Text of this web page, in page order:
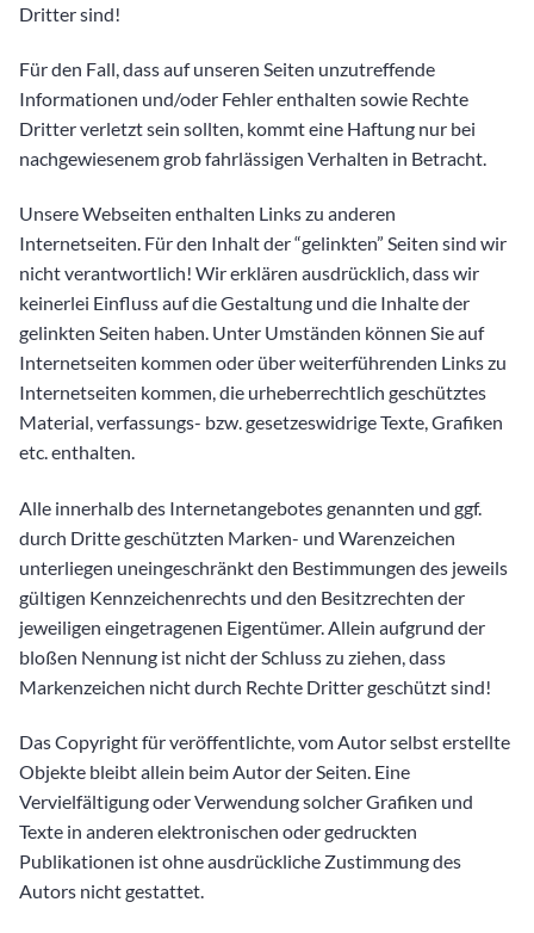
Dritter sind!
Für den Fall, dass auf unseren Seiten unzutreffende
Informationen und/oder Fehler enthalten sowie Rechte
Dritter verletzt sein sollten, kommt eine Haftung nur bei
nachgewiesenem grob fahrlässigen Verhalten in Betracht.
Unsere Webseiten enthalten Links zu anderen
Internetseiten. Für den Inhalt der “gelinkten” Seiten sind wir
nicht verantwortlich! Wir erklären ausdrücklich, dass wir
keinerlei Einfluss auf die Gestaltung und die Inhalte der
gelinkten Seiten haben. Unter Umständen können Sie auf
Internetseiten kommen oder über weiterführenden Links zu
Internetseiten kommen, die urheberrechtlich geschütztes
Material, verfassungs- bzw. gesetzeswidrige Texte, Grafiken
etc. enthalten.
Alle innerhalb des Internetangebotes genannten und ggf.
durch Dritte geschützten Marken- und Warenzeichen
unterliegen uneingeschränkt den Bestimmungen des jeweils
gültigen Kennzeichenrechts und den Besitzrechten der
jeweiligen eingetragenen Eigentümer. Allein aufgrund der
bloßen Nennung ist nicht der Schluss zu ziehen, dass
Markenzeichen nicht durch Rechte Dritter geschützt sind!
Das Copyright für veröffentlichte, vom Autor selbst erstellte
Objekte bleibt allein beim Autor der Seiten. Eine
Vervielfältigung oder Verwendung solcher Grafiken und
Texte in anderen elektronischen oder gedruckten
Publikationen ist ohne ausdrückliche Zustimmung des
Autors nicht gestattet.